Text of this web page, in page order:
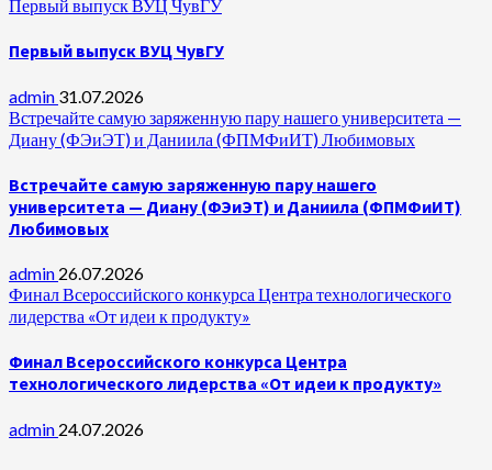
Первый выпуск ВУЦ ЧувГУ
Первый выпуск ВУЦ ЧувГУ
admin 31.07.2026
Встречайте самую заряженную пару нашего университета —
Диану (ФЭиЭТ) и Даниила (ФПМФиИТ) Любимовых
Встречайте самую заряженную пару нашего
университета — Диану (ФЭиЭТ) и Даниила (ФПМФиИТ)
Любимовых
admin 26.07.2026
Финал Всероссийского конкурса Центра технологического
лидерства «От идеи к продукту»
Финал Всероссийского конкурса Центра
технологического лидерства «От идеи к продукту»
admin 24.07.2026